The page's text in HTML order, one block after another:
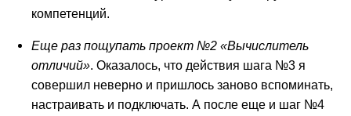
компетенций.
Еще раз пощупать проект №2 «Вычислитель
отличий». Оказалось, что действия шага №3 я
совершил неверно и пришлось заново вспоминать,
настраивать и подключать. А после еще и шаг №4